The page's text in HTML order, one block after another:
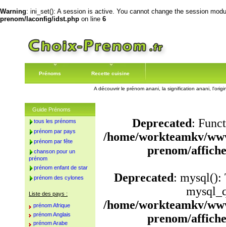
Warning: ini_set(): A session is active. You cannot change the session
prenom/laconfig/idst.php on line 6
Prénoms Recette cuisine
A découvrir le prénom anani, la signification anani,
Deprecated:
/home/workteamkv/
prenom/
Deprecated: mysql():
/home/workteamkv/
prenom/
Guide Prénoms
tous les prénoms
prénom par pays
prénom par fête
chanson pour un
prénom
prénom enfant de star
prénom des cylones
Liste des pays :
prénom Afrique
prénom Anglais
prénom Arabe